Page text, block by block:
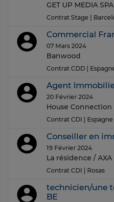
GET UP MEDIA
Contrat Stage |
Commercial
07 Mars 2024
Banwood
Contrat CDD |
Agent
20 Février 2024
House Connection
Contrat CDI | Espagne
Conseiller en
19 Février 2024
La résidence / AXA
Contrat CDI | Rosas
technicien/une
BE